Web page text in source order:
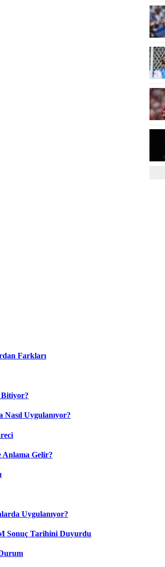
Farkları
Bitiyor?
Nasıl Uygulanıyor?
Anlama Gelir?
Uygulanıyor?
Sonuç Tarihini Duyurdu